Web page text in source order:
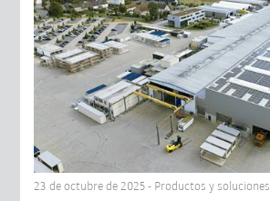
23 de octubre de 2025 - Productos y soluciones